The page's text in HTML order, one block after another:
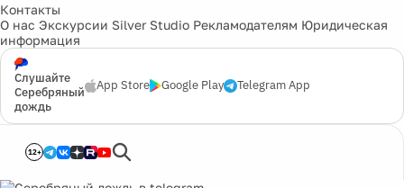
Контакты
О нас Экскурсии Silver Studio Рекламодателям Юридическая
информация
Слушайте
Серебряный
дождь
App Store Google Play Telegram App
12+